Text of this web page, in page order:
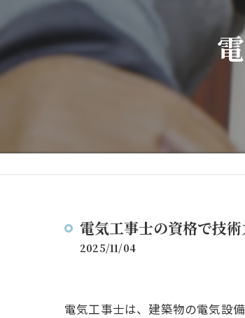
電気工事士の資格で技
2025/11/04
電気工事士は、建築物の電気設